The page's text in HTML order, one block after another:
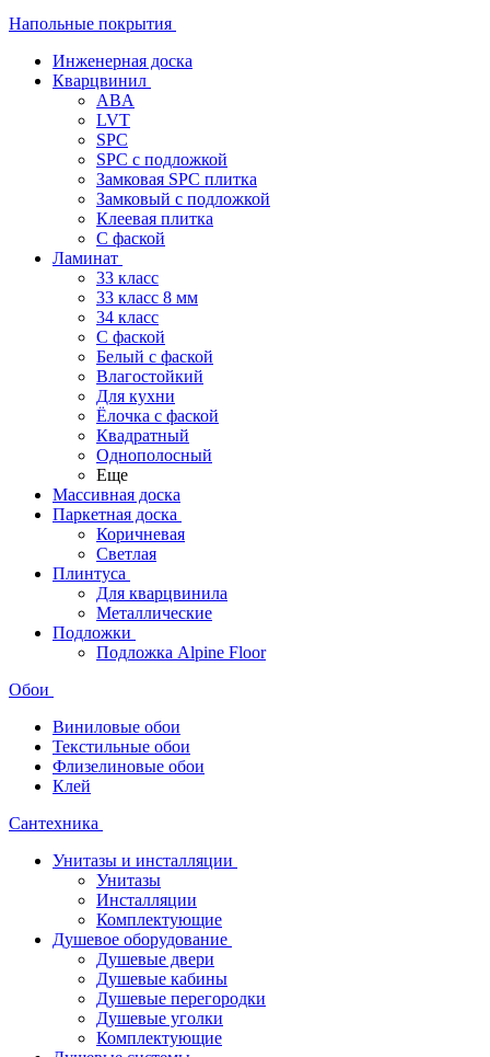
Напольные покрытия
Инженерная доска
Кварцвинил
ABA
LVT
SPC
SPC с подложкой
Замковая SPC плитка
Замковый с подложкой
Клеевая плитка
С фаской
Ламинат
33 класс
33 класс 8 мм
34 класс
C фаской
Белый с фаской
Влагостойкий
Для кухни
Ёлочка с фаской
Квадратный
Однополосный
Еще
Массивная доска
Паркетная доска
Коричневая
Светлая
Плинтуса
Для кварцвинила
Металлические
Подложки
Подложка Alpine Floor
Обои
Виниловые обои
Текстильные обои
Флизелиновые обои
Клей
Сантехника
Унитазы и инсталляции
Унитазы
Инсталляции
Комплектующие
Душевое оборудование
Душевые двери
Душевые кабины
Душевые перегородки
Душевые уголки
Комплектующие